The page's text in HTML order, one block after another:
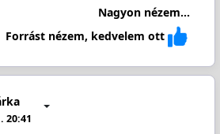
Nagyon nézem...
Forrást nézem, kedvelem ott
20:41